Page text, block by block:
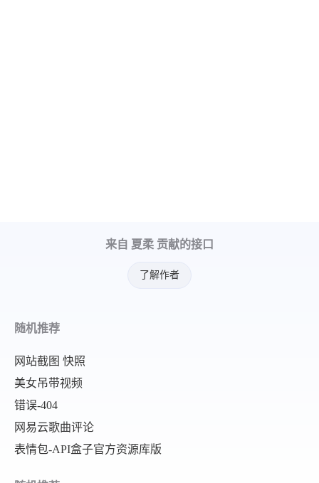
来自 夏柔 贡献的接口
了解作者
随机推荐
网站截图 快照
美女吊带视频
错误-404
网易云歌曲评论
表情包-API盒子官方资源库版